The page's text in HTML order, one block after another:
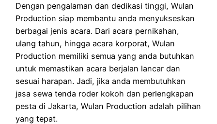
Dengan pengalaman dan dedikasi tinggi, Wulan
Production siap membantu anda menyukseskan
berbagai jenis acara. Dari acara pernikahan,
ulang tahun, hingga acara korporat, Wulan
Production memiliki semua yang anda butuhkan
untuk memastikan acara berjalan lancar dan
sesuai harapan. Jadi, jika anda membutuhkan
jasa sewa tenda roder kokoh dan perlengkapan
pesta di Jakarta, Wulan Production adalah pilihan
yang tepat.